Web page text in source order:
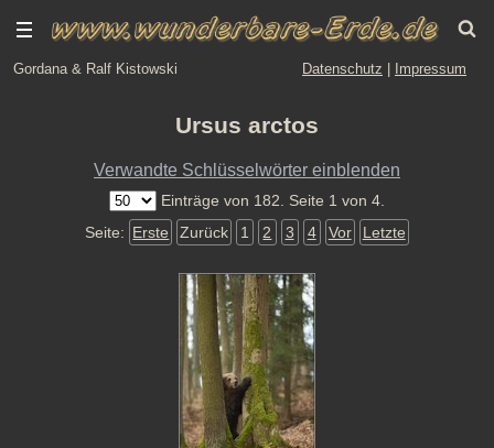
Gordana & Ralf Kistowski Datenschutz Impressum
Ursus arctos
Verwandte Schlüsselwörter einblenden
Einträge von 182. Seite 1 von 4.
Seite: Erste Zurück 1 2 3 4 Vor Letzte